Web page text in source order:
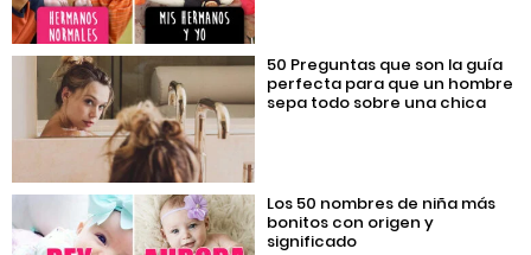
50 Preguntas que son la guía
perfecta para que un hombre
sepa todo sobre una chica
Los 50 nombres de niña más
bonitos con origen y
significado